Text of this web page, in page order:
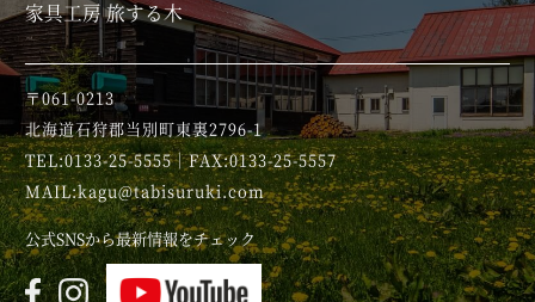
家具工房 旅する木
〒061-0213
北海道石狩郡当別町東裏2796-1
TEL:0133-25-5555｜FAX:0133-25-5557
MAIL:kagu@tabisuruki.com
公式SNSから最新情報をチェック